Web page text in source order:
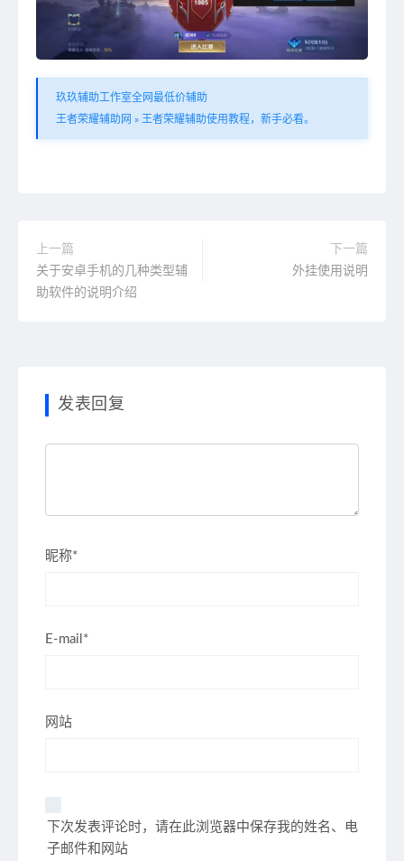
玖玖辅助工作室全网最低价辅助
王者荣耀辅助网 » 王者荣耀辅助使用教程，新手必看。
上一篇
关于安卓手机的几种类型辅
助软件的说明介绍
下一篇
外挂使用说明
发表回复
昵称*
E-mail*
网站
下次发表评论时，请在此浏览器中保存我的姓名、电
子邮件和网站